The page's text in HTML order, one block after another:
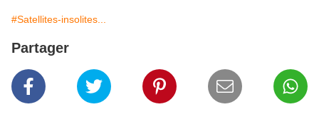
#Satellites-insolites...
Partager